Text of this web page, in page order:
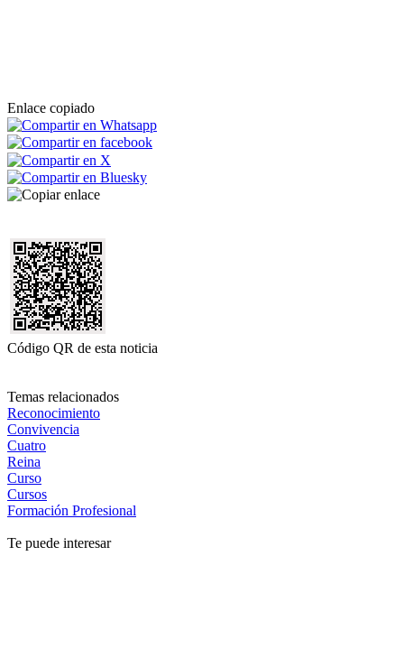
Enlace copiado
Código QR de esta noticia
Temas relacionados
Reconocimiento
Convivencia
Cuatro
Reina
Curso
Cursos
Formación Profesional
Te puede interesar